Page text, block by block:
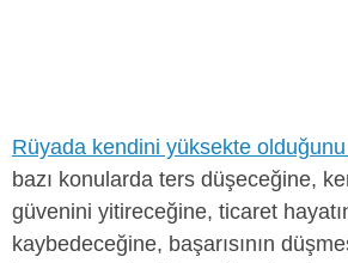
Rüyada kendini yüksekte
bazı konularda ters düşeceğine,
güvenini yitireceğine, ticaret
kaybedeceğine, başarısının